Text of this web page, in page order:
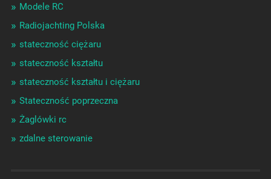
Modele RC
Radiojachting Polska
stateczność ciężaru
stateczność kształtu
stateczność kształtu i ciężaru
Stateczność poprzeczna
Żaglówki rc
zdalne sterowanie